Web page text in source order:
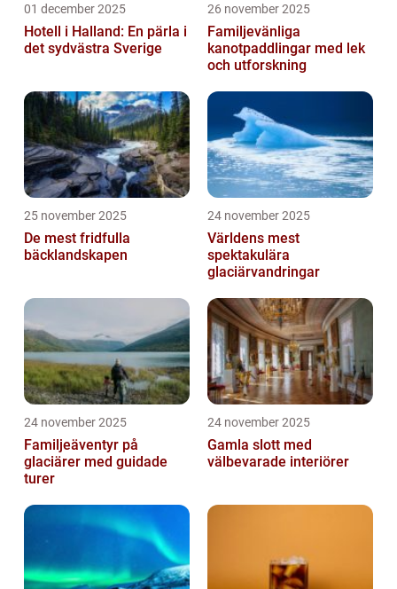
01 december 2025
Hotell i Halland: En pärla i
det sydvästra Sverige
26 november 2025
Familjevänliga
kanotpaddlingar med lek
och utforskning
25 november 2025
De mest fridfulla
bäcklandskapen
24 november 2025
Världens mest
spektakulära
glaciärvandringar
24 november 2025
Familjeäventyr på
glaciärer med guidade
turer
24 november 2025
Gamla slott med
välbevarade interiörer